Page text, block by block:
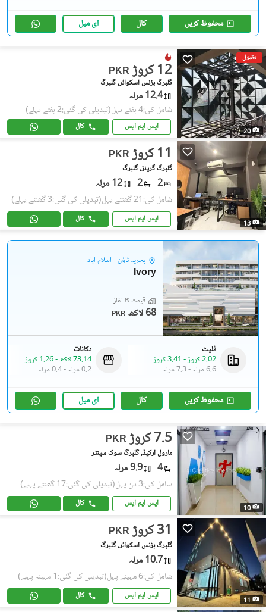
محفوظ کریں کال ای میل
مقبول
20
PKR 12 کروڑ
گلبرگ بزنس اسکوائر, گلبرگ
12.4 مرلہ
شامل کی:4 ہفتے پہل (تبدیلی کی گئی:2 ہفتے پہلے)
ایس ایم ایس کال
13
PKR 11 کروڑ
گلبرگ گرینز, گلبرگ
2
2 12 مرلہ
شامل کی:21 گھنٹے پہل (تبدیلی کی گئی:3 گھنٹے پہلے)
ایس ایم ایس کال
بحریہ ٹاؤن - اسلام آباد
Ivory
قیمت کا آغاز
PKR 68 لاکھ
فلیٹ
2.02 کروڑ
- 3.41 کروڑ
6.6 مرلہ
-7.3 مرلہ
دکانات
73.14 لاکھ
-1.26 کروڑ
0.2 مرلہ
-0.4 مرلہ
محفوظ کریں کال ای میل
10
PKR 7.5 کروڑ
مارول آرکیڈ, گلبرگ سوک سینٹر
4 9.9 مرلہ
شامل کی:3 دن پہل (تبدیلی کی گئی:17 گھنٹے پہلے)
ایس ایم ایس کال
11
PKR 31 کروڑ
گلبرگ بزنس اسکوائر, گلبرگ
10.7 مرلہ
شامل کی:6 مہینے پہل (تبدیلی کی گئی:1 مہینہ پہلے)
ایس ایم ایس کال